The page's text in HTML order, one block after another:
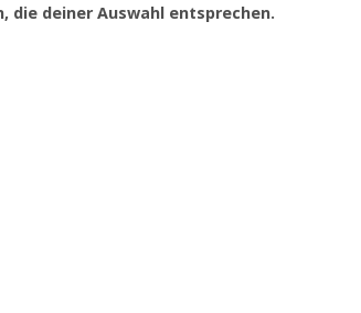
die deiner Auswahl entsprechen.